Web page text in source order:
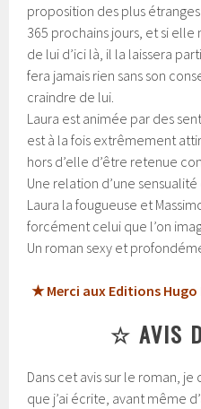
proposition des plus
365 prochains jours, et si
de lui d’ici là, il la laissera
fera jamais rien sans son
craindre de lui.
Laura est animée par des
est à la fois extrêmement
hors d’elle d’être retenue
Une relation d’une
Laura la fougueuse et
forcément celui que l’on
Un roman sexy et
★ Merci aux Editions Hugo
☆ AVIS
Dans cet avis sur le roman,
que j’ai écrite, avant même